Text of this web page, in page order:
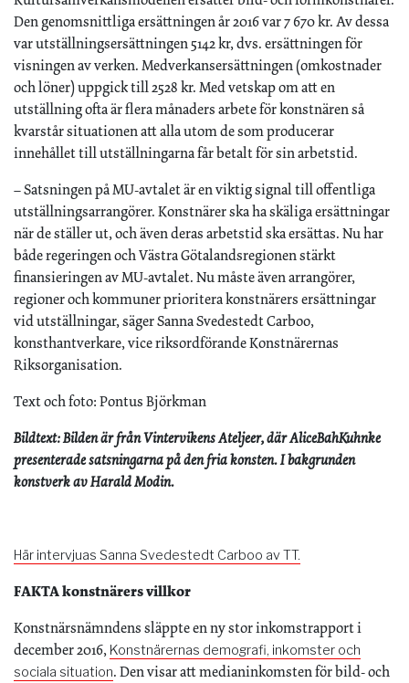
Den genomsnittliga ersättningen år 2016 var 7 670 kr. Av dessa
var utställningsersättningen 5142 kr, dvs. ersättningen för
visningen av verken. Medverkansersättningen (omkostnader
och löner) uppgick till 2528 kr. Med vetskap om att en
utställning ofta är flera månaders arbete för konstnären så
kvarstår situationen att alla utom de som producerar
innehållet till utställningarna får betalt för sin arbetstid.
– Satsningen på MU-avtalet är en viktig signal till offentliga
utställningsarrangörer. Konstnärer ska ha skäliga ersättningar
när de ställer ut, och även deras arbetstid ska ersättas. Nu har
både regeringen och Västra Götalandsregionen stärkt
finansieringen av MU-avtalet. Nu måste även arrangörer,
regioner och kommuner prioritera konstnärers ersättningar
vid utställningar, säger Sanna Svedestedt Carboo,
konsthantverkare, vice riksordförande Konstnärernas
Riksorganisation.
Text och foto: Pontus Björkman
Bildtext: Bilden är från Vintervikens Ateljeer, där AliceBahKuhnke
presenterade satsningarna på den fria konsten. I bakgrunden
konstverk av Harald Modin.
Här intervjuas Sanna Svedestedt Carboo av TT.
FAKTA konstnärers villkor
Konstnärsnämndens släppte en ny stor inkomstrapport i
december 2016, Konstnärernas demografi, inkomster och
sociala situation. Den visar att medianinkomsten för bild- och